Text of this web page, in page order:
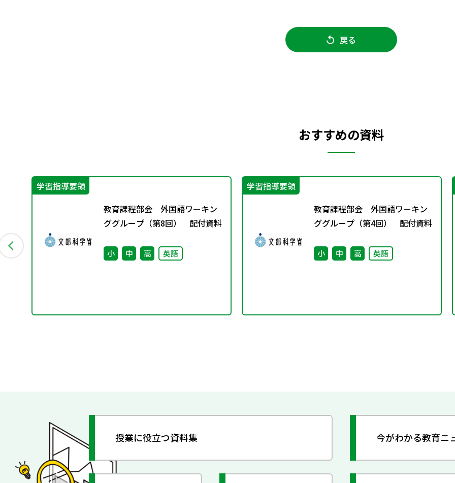
戻る
おすすめの資料
学習指導要領
教育課程部会 外国語ワーキン
ググループ（第8回） 配付資料
小 中 高 英語
学習指導要領
教育課程部会 外国語ワーキン
ググループ（第4回） 配付資料
小 中 高 英語
授業に役立つ資料集 今がわかる教育ニ